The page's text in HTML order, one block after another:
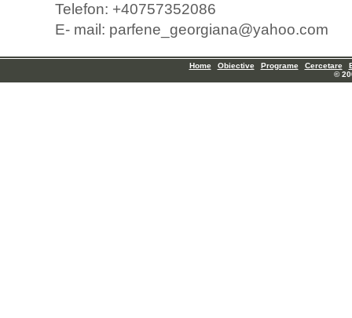
Telefon: +40757352086
E- mail: parfene_georgiana@yahoo.com
Home Obiective Programe Cercetare
©